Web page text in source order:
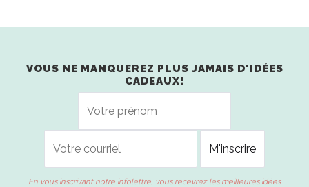
VOUS NE MANQUEREZ PLUS JAMAIS D'IDÉES
CADEAUX!
En vous inscrivant notre infolettre, vous recevrez les meilleures idées